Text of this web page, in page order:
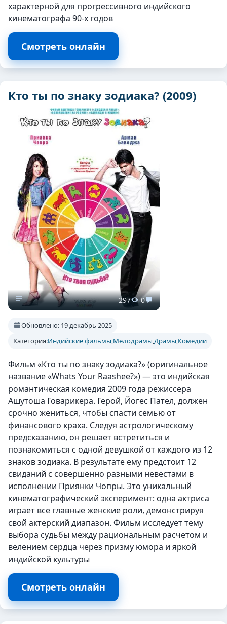
характерной для прогрессивного индийского
кинематографа 90-х годов
Смотреть онлайн
Кто ты по знаку зодиака? (2009)
297 0
Обновлено: 19 декабрь 2025
Категория:Индийские фильмы,Мелодрамы,Драмы,Комедии
Фильм «Кто ты по знаку зодиака?» (оригинальное
название «Whats Your Raashee?») — это индийская
романтическая комедия 2009 года режиссера
Ашутоша Говарикера. Герой, Йогес Пател, должен
срочно жениться, чтобы спасти семью от
финансового краха. Следуя астрологическому
предсказанию, он решает встретиться и
познакомиться с одной девушкой от каждого из 12
знаков зодиака. В результате ему предстоит 12
свиданий с совершенно разными невестами в
исполнении Приянки Чопры. Это уникальный
кинематографический эксперимент: одна актриса
играет все главные женские роли, демонстрируя
свой актерский диапазон. Фильм исследует тему
выбора судьбы между рациональным расчетом и
велением сердца через призму юмора и яркой
индийской культуры
Смотреть онлайн